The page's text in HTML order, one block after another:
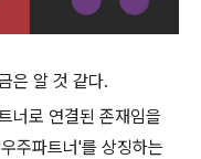
은 알 것 같다.
너로 연결된 존재임을
주파트너'를 상징하는